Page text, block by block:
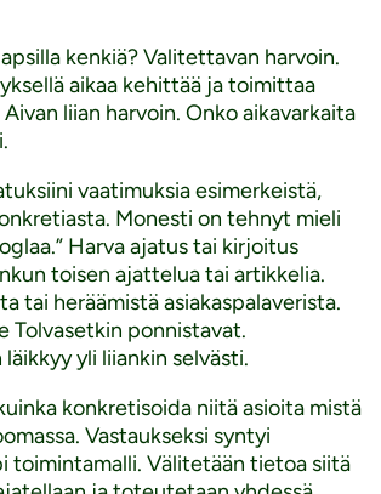
kenkiä? Valitettavan harvoin.
aikaa kehittää ja toimittaa
Aivan liian harvoin. Onko aikavarkaita
vaatimuksia esimerkeistä,
Monesti on tehnyt mieli
Harva ajatus tai kirjoitus
toisen ajattelua tai artikkelia.
tai heräämistä asiakaspalaverista.
Tolvasetkin ponnistavat.
yli liiankin selvästi.
konkretisoida niitä asioita mistä
Vastaukseksi syntyi
toimintamalli. Välitetään tietoa siitä